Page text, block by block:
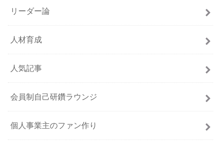
リーダー論
人材育成
人気記事
会員制自己研鑽ラウンジ
個人事業主のファン作り